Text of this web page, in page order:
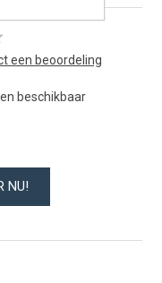
een beoordeling
beschikbaar
NU!